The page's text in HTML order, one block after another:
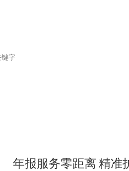
年报服务零距离 精准